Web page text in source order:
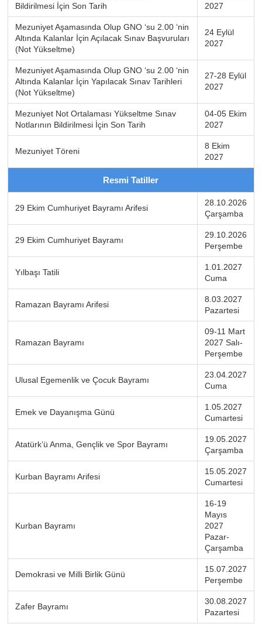
Bildirilmesi İçin Son Tarih
2027
Mezuniyet Aşamasında Olup GNO ‘su 2.00 ‘nin
Altında Kalanlar İçin Açılacak Sınav Başvuruları
(Not Yükseltme)
24 Eylül
2027
Mezuniyet Aşamasında Olup GNO ‘su 2.00 ‘nin
Altında Kalanlar İçin Yapılacak Sınav Tarihleri
(Not Yükseltme)
27-28 Eylül
2027
Mezuniyet Not Ortalaması Yükseltme Sınav
Notlarının Bildirilmesi İçin Son Tarih
04-05 Ekim
2027
Mezuniyet Töreni
8 Ekim
2027
Resmi Tatiller
29 Ekim Cumhuriyet Bayramı Arifesi
28.10.2026
Çarşamba
29 Ekim Cumhuriyet Bayramı
29.10.2026
Perşembe
Yılbaşı Tatili
1.01.2027
Cuma
Ramazan Bayramı Arifesi
8.03.2027
Pazartesi
Ramazan Bayramı
09-11 Mart
2027 Salı-
Perşembe
Ulusal Egemenlik ve Çocuk Bayramı
23.04.2027
Cuma
Emek ve Dayanışma Günü
1.05.2027
Cumartesi
Atatürk’ü Anma, Gençlik ve Spor Bayramı
19.05.2027
Çarşamba
Kurban Bayramı Arifesi
15.05.2027
Cumartesi
Kurban Bayramı
16-19
Mayıs
2027
Pazar-
Çarşamba
Demokrasi ve Milli Birlik Günü
15.07.2027
Perşembe
Zafer Bayramı
30.08.2027
Pazartesi